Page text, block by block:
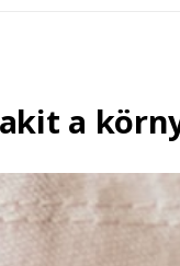
a